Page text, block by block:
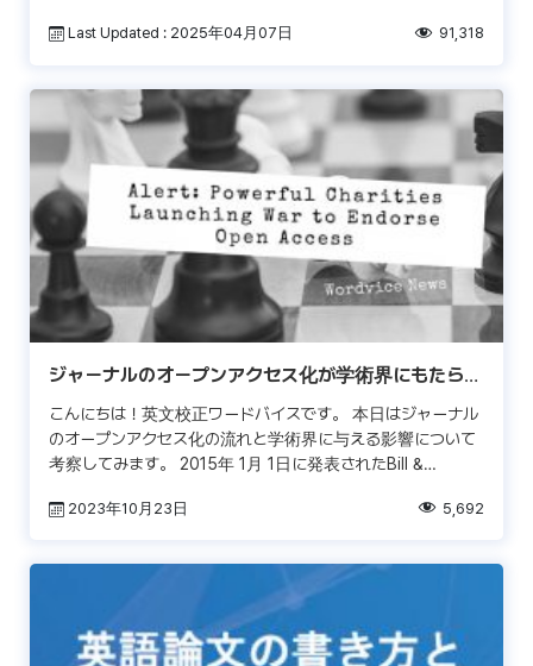
Last Updated : 2025年04月07日 91,318
ジャーナルのオープンアクセス化が学術界にもたらす
影響
こんにちは！英文校正ワードバイスです。 本日はジャーナル
のオープンアクセス化の流れと学術界に与える影響について
考察してみます。 2015年 1月 1日に発表されたBill &
2023年10月23日 5,692